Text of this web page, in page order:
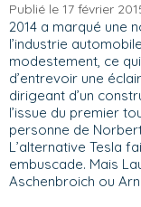
Publié le 17 février
2014 a marqué une
l’industrie
modestement, ce
d’entrevoir une
dirigeant d’un
l’issue du premier
personne de
L’alternative Tesla
embuscade. Mais
Aschenbroich ou